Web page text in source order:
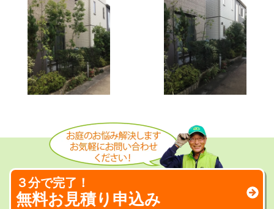
３分で完了！
無料お見積り申込み